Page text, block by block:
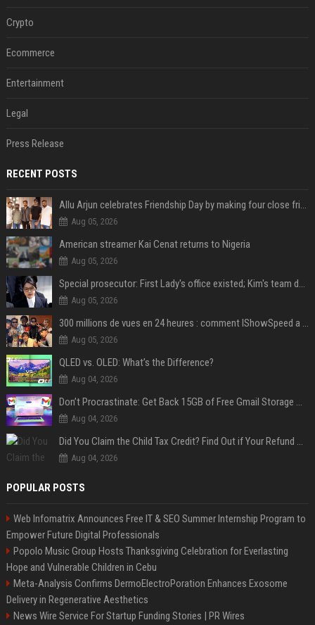
Crypto
Ecommerce
Entertainment
Legal
Press Release
RECENT POSTS
Allu Arjun celebrates Friendship Day by making four close friends co-producers of Lokesh Kanagaraj’s ‘AA23’
Aug 05, 2026
American streamer Kai Cenat returns to Nigeria
Aug 05, 2026
Special prosecutor: First Lady's office existed; Kim's team denies
Aug 05, 2026
300 millions de vues en 24 heures : comment IShowSpeed a cassé Internet avec sa vidéo de BTS ?
Aug 05, 2026
QLED vs. OLED: What’s the Difference?
Aug 04, 2026
Don’t Procrastinate: Get Back 15GB of Free Gmail Storage While You Can
Aug 04, 2026
Did You Claim the Child Tax Credit? Find Out if Your Refund Will Be Delayed
Aug 04, 2026
POPULAR POSTS
Web Infomatrix Announces Free IT & SEO Summer Internship Program to
Empower Future Digital Professionals
Popolo Music Group Hosts Thanksgiving Celebration for Everlasting
Hope and Vulnerable Children in Cebu
Meta-Analysis Confirms DermoElectroPoration Enhances Exosome
Delivery in Regenerative Aesthetics
News Wire Service For Startup Funding Stories | PR Wires